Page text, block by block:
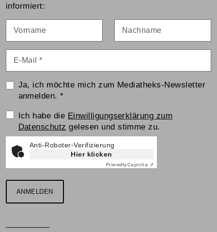
informiert:
Ja, ich möchte mich zum Mediatheks-Newsletter
anmelden.*
Einwilligungserklärung
Ich habe die Einwilligungserklärung zum
Datenschutz gelesen und stimme zu.
Anti-Roboter-Verifizierung
Hier klicken
FriendlyCaptcha ⇗
ANMELDEN